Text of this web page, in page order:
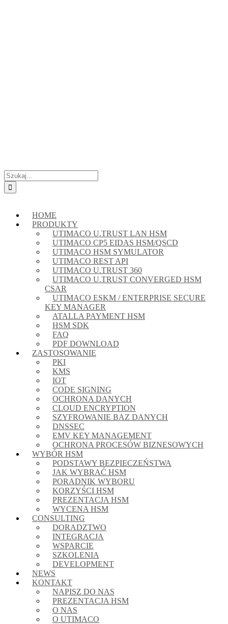
Szukaj
HOME
PRODUKTY
UTIMACO U.TRUST LAN HSM
UTIMACO CP5 EIDAS HSM/QSCD
UTIMACO HSM SYMULATOR
UTIMACO REST API
UTIMACO U.TRUST 360
UTIMACO U.TRUST CONVERGED HSM
CSAR
UTIMACO ESKM / ENTERPRISE SECURE
KEY MANAGER
ATALLA PAYMENT HSM
HSM SDK
FAQ
PDF DOWNLOAD
ZASTOSOWANIE
PKI
KMS
IOT
CODE SIGNING
OCHRONA DANYCH
CLOUD ENCRYPTION
SZYFROWANIE BAZ DANYCH
DNSSEC
EMV KEY MANAGEMENT
OCHRONA PROCESÓW BIZNESOWYCH
WYBÓR HSM
PODSTAWY BEZPIECZEŃSTWA
JAK WYBRAĆ HSM
PORADNIK WYBORU
KORZYŚCI HSM
PREZENTACJA HSM
WYCENA HSM
CONSULTING
DORADZTWO
INTEGRACJA
WSPARCIE
SZKOLENIA
DEVELOPMENT
NEWS
KONTAKT
NAPISZ DO NAS
PREZENTACJA HSM
O NAS
O UTIMACO